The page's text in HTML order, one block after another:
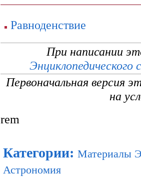
Равноденствие
При написании
Энциклопедического
Первоначальная версия
на
rem
Категории: Материалы
Астрономия